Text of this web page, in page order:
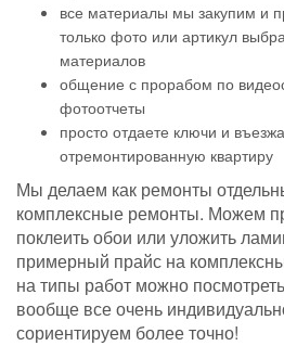
все материалы мы закупим и
только фото или артикул
материалов
общение с прорабом по
фотоотчеты
просто отдаете ключи и
отремонтированную квартиру
Мы делаем как ремонты
комплексные ремонты. Можем
поклеить обои или уложить
примерный прайс на
на типы работ можно
вообще все очень
сориентируем более точно!